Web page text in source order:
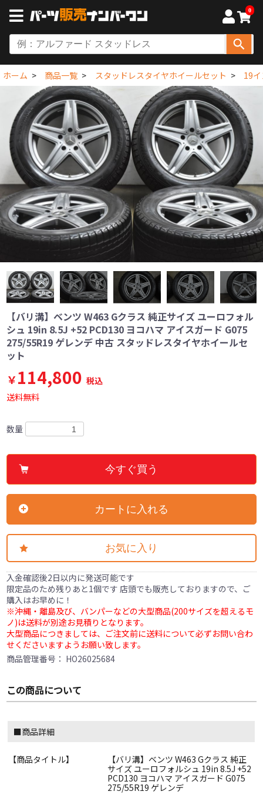
0
ホーム 商品一覧 スタッドレスタイヤホイールセット 19
【バリ溝】ベンツ W463 Gクラス 純正サイズ ユーロフォル
シュ 19in 8.5J +52 PCD130 ヨコハマ アイスガード G075
275/55R19 ゲレンデ 中古 スタッドレスタイヤホイールセ
ット
￥114,800 税込
送料無料
数量
今すぐ買う
カートに入れる
お気に入り
入金確認後2日以内に発送可能です
限定品のため残りあと1個です 店頭でも販売しておりますので、ご
購入はお早めに！
※沖縄・離島及び、バンパーなどの大型商品(200サイズを超えるモ
ノ)は送料が別途お見積りとなります。
大型商品につきましては、ご注文前に送料について必ずお問い合わ
せくださいますようお願い致します。
商品管理番号： HO26025684
この商品について
■商品詳細
【商品タイトル】
【バリ溝】ベンツ W463 Gクラス 純正
サイズ ユーロフォルシュ 19in 8.5J +52
PCD130 ヨコハマ アイスガード G075
275/55R19 ゲレンデ